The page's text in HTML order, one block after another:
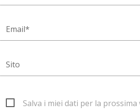
Salva i miei dati per la